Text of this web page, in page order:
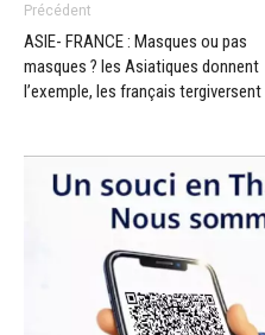
Précédent
ASIE- FRANCE : Masques ou pas
masques ? les Asiatiques donnent
l’exemple, les français tergiversent